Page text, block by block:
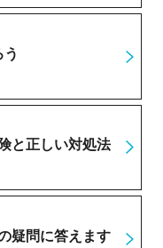
と正しい対処法
疑問に答えます